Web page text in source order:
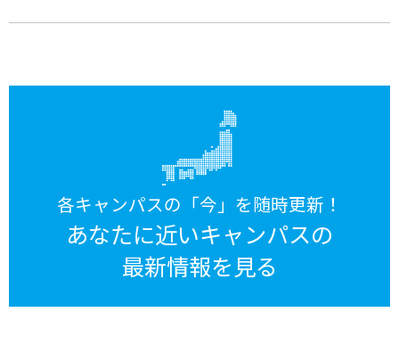
各キャンパスの「今」を随時更新！
あなたに近いキャンパスの
最新情報を見る